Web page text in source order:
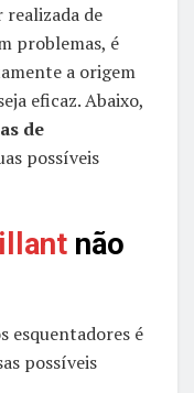
de
problemas, é
a origem
eficaz. Abaixo,
de
possíveis
não
esquentadores é
possíveis